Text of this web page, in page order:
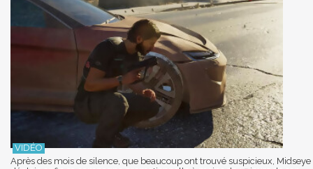
Après des mois de silence, que beaucoup ont trouvé suspicieux, Midseye